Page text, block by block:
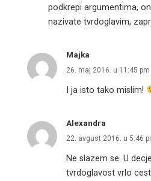
podkrepi argumentima,
nazivate tvrdoglavim,
Majka
26. maj 2016. u 11:45 pm
I ja isto tako mislim!
Alexandra
22. avgust 2016. u 5:46
Ne slazem se. U
tvrdoglavost vrlo